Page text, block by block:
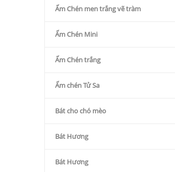
Ấm Chén men trắng vẽ tràm
Ấm Chén Mini
Ấm Chén trắng
Ấm chén Tử Sa
Bát cho chó mèo
Bát Hương
Bát Hương